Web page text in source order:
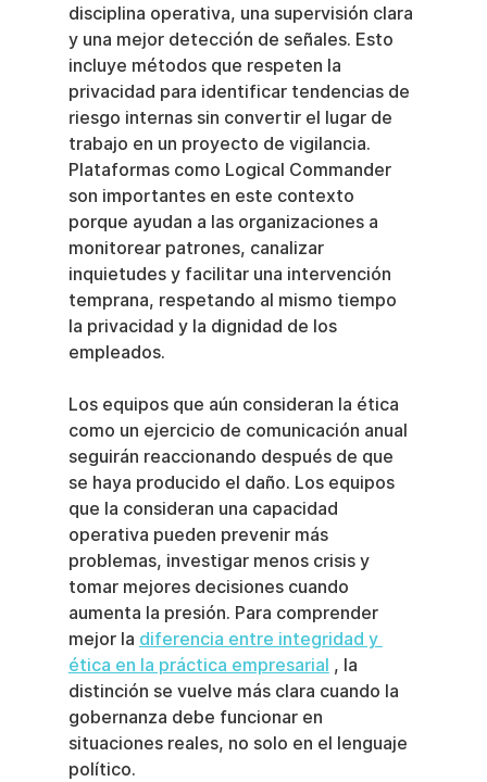
disciplina operativa, una supervisión clara
y una mejor detección de señales. Esto
incluye métodos que respeten la
privacidad para identificar tendencias de
riesgo internas sin convertir el lugar de
trabajo en un proyecto de vigilancia.
Plataformas como Logical Commander
son importantes en este contexto
porque ayudan a las organizaciones a
monitorear patrones, canalizar
inquietudes y facilitar una intervención
temprana, respetando al mismo tiempo
la privacidad y la dignidad de los
empleados.
Los equipos que aún consideran la ética
como un ejercicio de comunicación anual
seguirán reaccionando después de que
se haya producido el daño. Los equipos
que la consideran una capacidad
operativa pueden prevenir más
problemas, investigar menos crisis y
tomar mejores decisiones cuando
aumenta la presión. Para comprender
mejor la diferencia entre integridad y
ética en la práctica empresarial , la
distinción se vuelve más clara cuando la
gobernanza debe funcionar en
situaciones reales, no solo en el lenguaje
político.